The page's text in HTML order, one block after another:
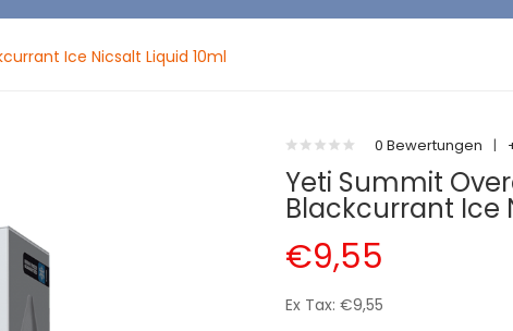
Ice Nicsalt Liquid 10ml
0 Bewertungen |
Yeti Summit
Blackcurrant Ice
€9,55
Ex Tax: €9,55